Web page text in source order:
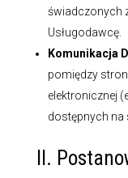
świadczonych
Usługodawcę.
Komunikacja
pomiędzy
elektronicznej
dostępnych na
II.